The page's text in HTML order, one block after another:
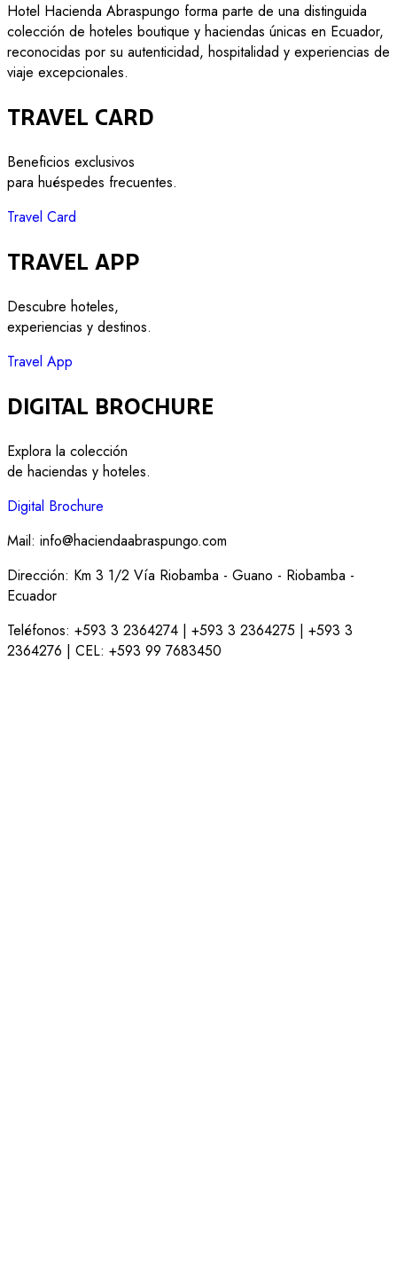
Hotel Hacienda Abraspungo forma parte de una distinguida
colección de hoteles boutique y haciendas únicas en Ecuador,
reconocidas por su autenticidad, hospitalidad y experiencias de
viaje excepcionales.
Travel Card
Beneficios exclusivos
para huéspedes frecuentes.
Travel Card
Travel App
Descubre hoteles,
experiencias y destinos.
Travel App
Digital Brochure
Explora la colección
de haciendas y hoteles.
Digital Brochure
Mail: info@haciendaabraspungo.com
Dirección: Km 3 1/2 Vía Riobamba - Guano - Riobamba -
Ecuador
Teléfonos: +593 3 2364274 | +593 3 2364275 | +593 3
2364276 | CEL: +593 99 7683450